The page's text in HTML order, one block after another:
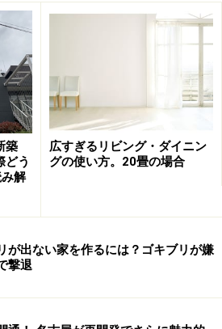
、青田売りが多いマンションで
」がどこまで重要事項として説
心配になるところです。
れがまったく気にならないという
逆に買ったことを後悔するほど気
くないでしょう。
全員の共有物ですから、それを建
ベロッパーが好き勝手に使えると
ですが……。
築
う
解
広すぎるリビング・ダイニン
グの使い方。20畳の場合
が出ない家を作るには？ゴキブリが嫌
撃退